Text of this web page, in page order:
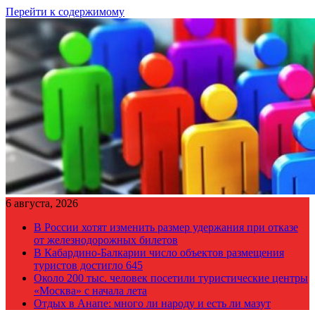
Перейти к содержимому
6 августа, 2026
В России хотят изменить размер удержания при отказе
от железнодорожных билетов
В Кабардино-Балкарии число объектов размещения
туристов достигло 645
Около 200 тыс. человек посетили туристические центры
«Москва» с начала лета
Отдых в Анапе: много ли народу и есть ли мазут